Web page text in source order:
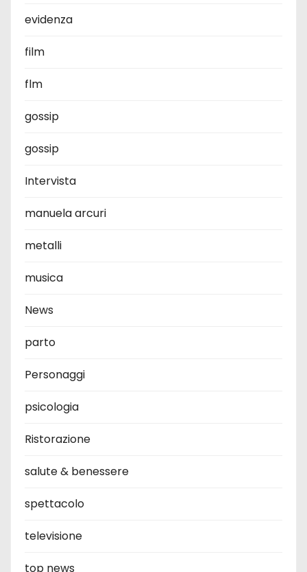
evidenza
film
flm
gossip
gossip
Intervista
manuela arcuri
metalli
musica
News
parto
Personaggi
psicologia
Ristorazione
salute & benessere
spettacolo
televisione
top news